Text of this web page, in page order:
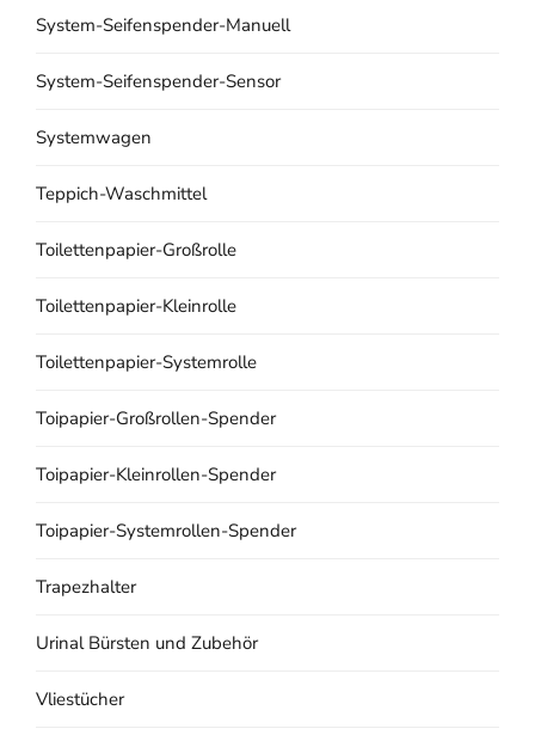
System-Seifenspender-Manuell
System-Seifenspender-Sensor
Systemwagen
Teppich-Waschmittel
Toilettenpapier-Großrolle
Toilettenpapier-Kleinrolle
Toilettenpapier-Systemrolle
Toipapier-Großrollen-Spender
Toipapier-Kleinrollen-Spender
Toipapier-Systemrollen-Spender
Trapezhalter
Urinal Bürsten und Zubehör
Vliestücher